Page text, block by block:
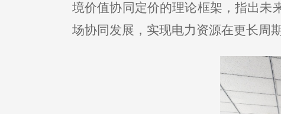
境价值协同定价的理论框架，指出未
场协同发展，实现电力资源在更长周